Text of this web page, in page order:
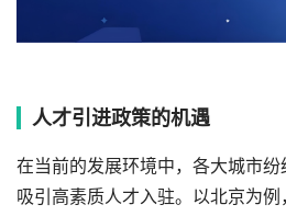
人才引进政策的机遇
在当前的发展环境中，各大城市
吸引高素质人才入驻。以北京为